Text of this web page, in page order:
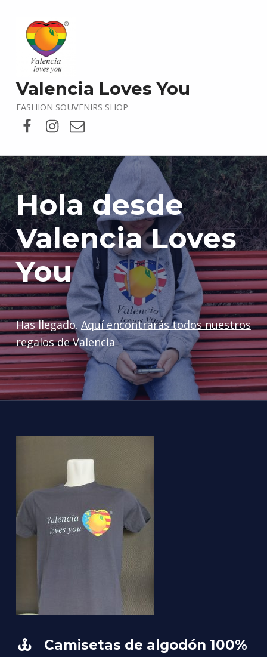
Valencia Loves You
FASHION SOUVENIRS SHOP
Facebook
X Correo electrónico
Hola desde
Valencia Loves
You
Has llegado. Aquí encontrarás todos nuestros
regalos de Valencia
Camisetas de algodón 100%